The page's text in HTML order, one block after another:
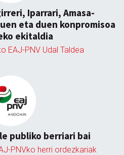
Iparrari, Amasa-
eta duen konpromisoa
ekitaldia
EAJ-PNV Udal Taldea
publiko berriari bai
PNVko herri ordezkariak